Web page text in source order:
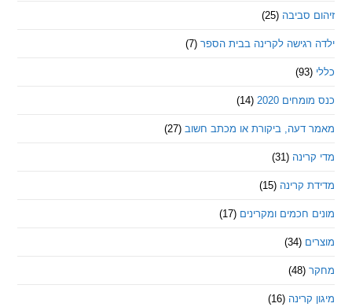
סביבה (25)
לקרינה בבית הספר (7)
2020
(14)
ביקורת או מכתב חשוב (27)
(31)
קרינה (15)
חכמים ומקרינים (17)
(16)